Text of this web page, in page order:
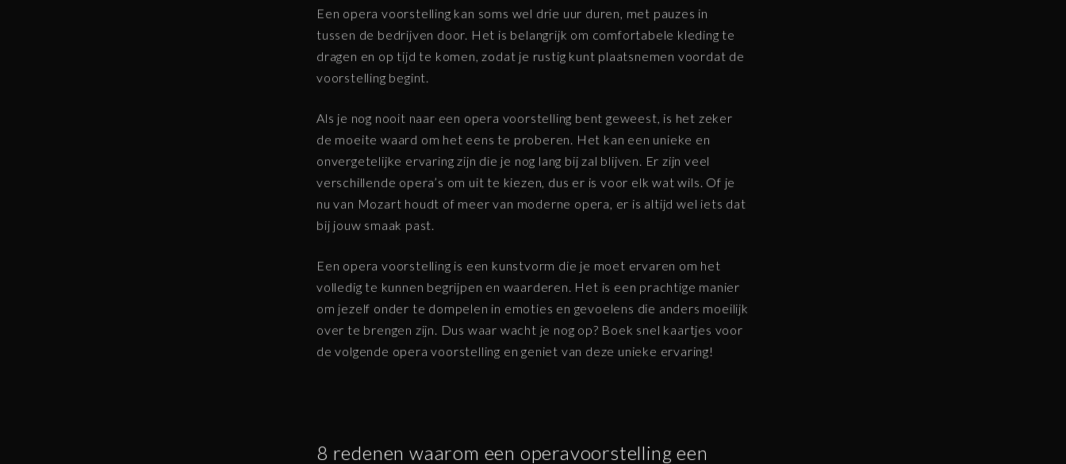
Een opera voorstelling kan soms wel drie uur duren, met pauzes in
tussen de bedrijven door. Het is belangrijk om comfortabele kleding te
dragen en op tijd te komen, zodat je rustig kunt plaatsnemen voordat de
voorstelling begint.
Als je nog nooit naar een opera voorstelling bent geweest, is het zeker
de moeite waard om het eens te proberen. Het kan een unieke en
onvergetelijke ervaring zijn die je nog lang bij zal blijven. Er zijn veel
verschillende opera’s om uit te kiezen, dus er is voor elk wat wils. Of je
nu van Mozart houdt of meer van moderne opera, er is altijd wel iets dat
bij jouw smaak past.
Een opera voorstelling is een kunstvorm die je moet ervaren om het
volledig te kunnen begrijpen en waarderen. Het is een prachtige manier
om jezelf onder te dompelen in emoties en gevoelens die anders moeilijk
over te brengen zijn. Dus waar wacht je nog op? Boek snel kaartjes voor
de volgende opera voorstelling en geniet van deze unieke ervaring!
8 redenen waarom een operavoorstelling een